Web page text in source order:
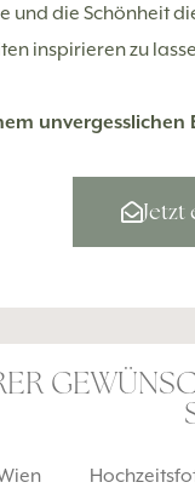
die Schönheit
inspirieren zu
Jetzt